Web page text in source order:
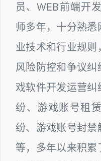
员、WEB前端开
师多年，十分熟
业技术和行业规
风险防控和争议
戏软件开发运营纠
纷、游戏账号租
纷、游戏账号封
等，多年以来积